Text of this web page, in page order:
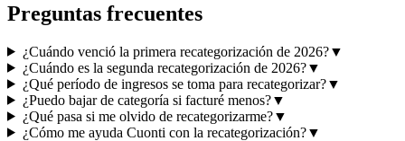
Preguntas frecuentes
¿Cuándo venció la primera recategorización de 2026?▼
¿Cuándo es la segunda recategorización de 2026?▼
¿Qué período de ingresos se toma para recategorizar?▼
¿Puedo bajar de categoría si facturé menos?▼
¿Qué pasa si me olvido de recategorizarme?▼
¿Cómo me ayuda Cuonti con la recategorización?▼